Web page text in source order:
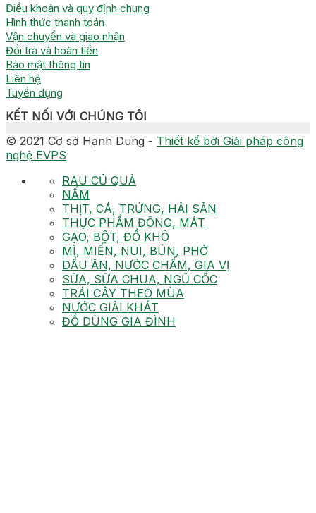
Điều khoản và quy định chung
Hình thức thanh toán
Vận chuyển và giao nhận
Đổi trả và hoàn tiền
Bảo mật thông tin
Liên hệ
Tuyển dụng
KẾT NỐI VỚI CHÚNG TÔI
© 2021 Cơ sở Hạnh Dung - Thiết kế bởi Giải pháp công
nghệ EVPS
RAU CỦ QUẢ
NẤM
THỊT, CÁ, TRỨNG, HẢI SẢN
THỰC PHẨM ĐÔNG, MÁT
GẠO, BỘT, ĐỒ KHÔ
MÌ, MIẾN, NUI, BÚN, PHỞ
DẦU ĂN, NƯỚC CHẤM, GIA VỊ
SỮA, SỮA CHUA, NGŨ CỐC
TRÁI CÂY THEO MÙA
NƯỚC GIẢI KHÁT
ĐỒ DÙNG GIA ĐÌNH